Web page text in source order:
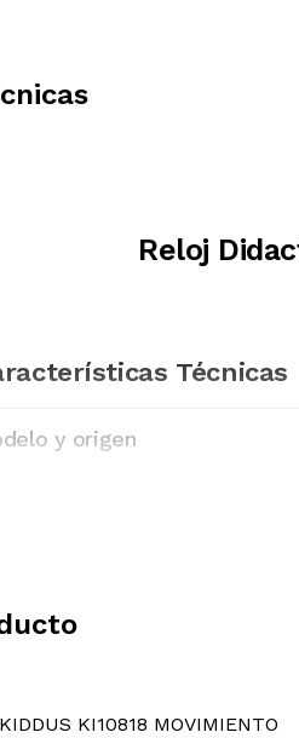
Reloj
Técnicas
y origen
KI10818 MOVIMIENTO